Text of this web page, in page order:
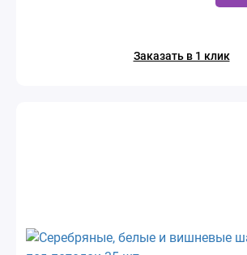
Заказать в 1 клик